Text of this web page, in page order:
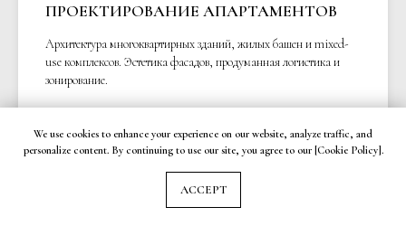
ПРОЕКТИРОВАНИЕ АПАРТАМЕНТОВ
Архитектура многоквартирных зданий, жилых башен и mixed-
use комплексов. Эстетика фасадов, продуманная логистика и
зонирование.
ПРОЕКТИРОВАНИЕ КОММЕРЧЕСКИХ
We use cookies to enhance your experience on our website, analyze traffic, and
personalize content. By continuing to use our site, you agree to our [Cookie Policy].
ACCEPT